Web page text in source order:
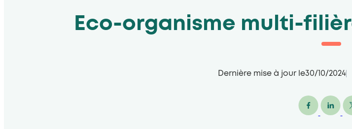
Eco-organisme multi-
Dernière mise à jour le30/10/2024